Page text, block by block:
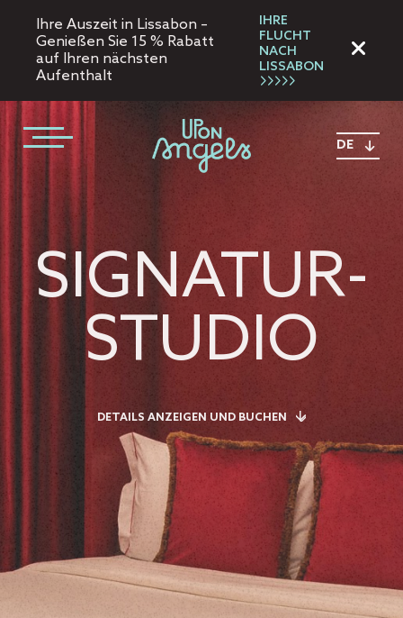
Ihre Auszeit in Lissabon –
Genießen Sie 15 % Rabatt
auf Ihren nächsten
Aufenthalt
IHRE
FLUCHT
NACH
LISSABON
DE
SIGNATUR-
STUDIO
DETAILS ANZEIGEN UND BUCHEN